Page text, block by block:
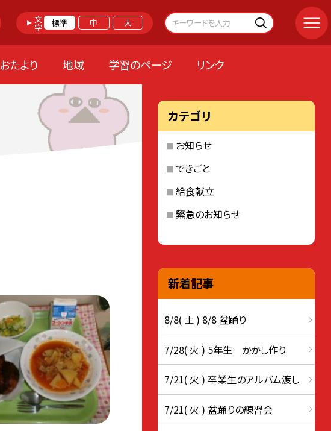
文字 標準 中 大
おたより 地域 学習のページ リンク
カテゴリ
お知らせ
できごと
給食献立
緊急のお知らせ
新着記事
8/8( 土 ) 8/8 盆踊り
7/28( 火 ) 5年生 かかし作り
7/21( 火 ) 卒業生のアルバム渡し
7/21( 火 ) 盆踊りの練習会